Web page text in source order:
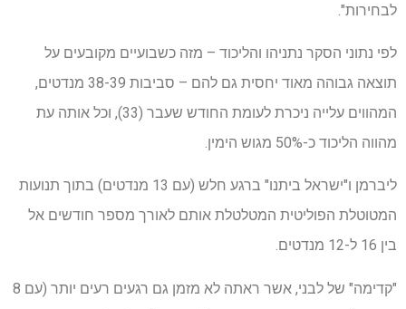
לבחירות".
לפי נתוני הסקר נתניהו והליכוד – מזה כשבועיים מקובעים על
תוצאה גבוהה מאוד יחסית גם להם – סביבות 38-39 מנדטים,
המהווים עלייה ניכרת לעומת החודש שעבר (33), וכל אותה עת
מהווה הליכוד כ-50% מגוש הימין.
ליברמן ו"ישראל ביתנו" ברגע חלש (עם 13 מנדטים) בתוך תנועות
המטוטלת הפוליטית המטלטלת אותם לאורך מספר חודשים אל
בין 16 ל-12 מנדטים.
"קדימה" של לבני, אשר ראתה לא מזמן גם רגעים רעים יותר (עם 8